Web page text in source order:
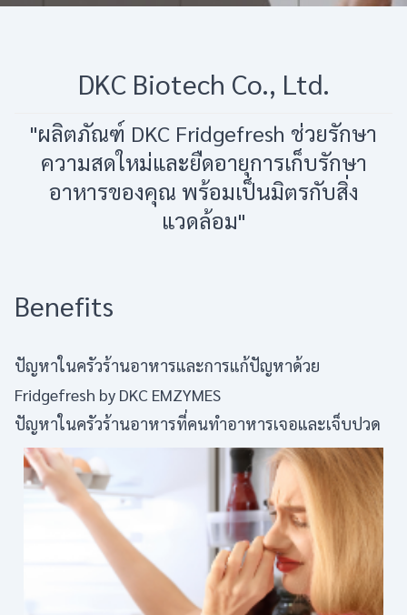
DKC Biotech Co., Ltd.
"ผลิตภัณฑ์ DKC Fridgefresh ช่วยรักษา
ความสดใหม่และยืดอายุการเก็บรักษา
อาหารของคุณ พร้อมเป็นมิตรกับสิ่ง
แวดล้อม"
Benefits
ปัญหาในครัวร้านอาหารและการแก้ปัญหาด้วย
Fridgefresh by DKC EMZYMES
ปัญหาในครัวร้านอาหารที่คนทำอาหารเจอและเจ็บปวด